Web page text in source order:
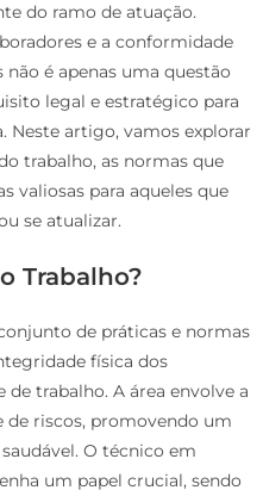
do ramo de atuação.
e a conformidade
é apenas uma questão
legal e estratégico para
Neste artigo, vamos explorar
trabalho, as normas que
valiosas para aqueles que
se atualizar.
Trabalho?
de práticas e normas
física dos
trabalho. A área envolve a
de riscos, promovendo um
O técnico em
um papel crucial, sendo